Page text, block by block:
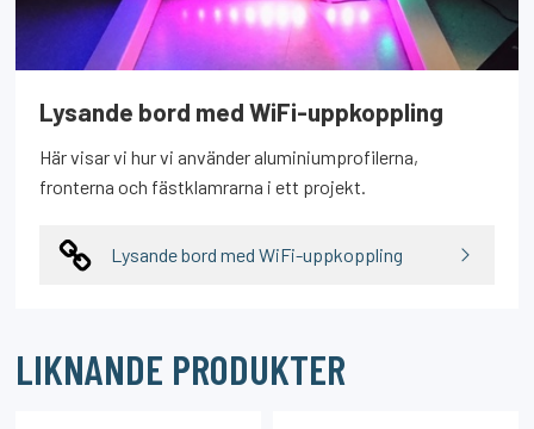
Lysande bord med WiFi-uppkoppling
Här visar vi hur vi använder aluminiumprofilerna,
fronterna och fästklamrarna i ett projekt.
Lysande bord med WiFi-uppkoppling
LIKNANDE PRODUKTER